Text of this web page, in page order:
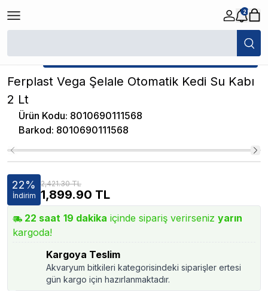
2
/ Ferplast Vega Şelale Otomatik Kedi Su
★ Atakan Petshop, Ferplast yetkili satıcısıdır.
Ferplast Vega Şelale Otomatik Kedi Su Kabı
2 Lt
Ürün Kodu: 8010690111568
Barkod: 8010690111568
22%
İndirim
2,421.30 TL
1,899.90 TL
22 saat 19 dakika içinde sipariş verirseniz yarın
kargoda!
Kargoya Teslim
Akvaryum bitkileri kategorisindeki siparişler ertesi
gün kargo için hazırlanmaktadır.